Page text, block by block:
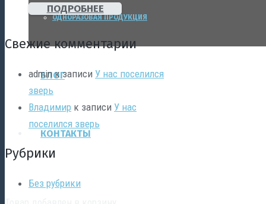
ОДНОРАЗОВАЯ ПРОДУКЦИЯ
БЛОГ
КОНТАКТЫ
ПОДРОБНЕЕ
Свежие комментарии
adminк записи У нас поселился
зверь
Владимир к записи У нас
поселился зверь
Рубрики
Без рубрики